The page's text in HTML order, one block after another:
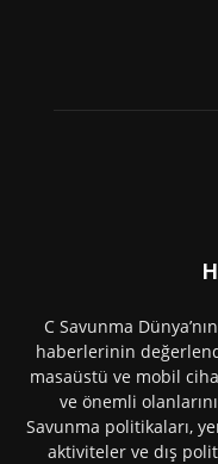
C Savunma
haberlerinin
masaüstü ve mobil
ve önemli
Savunma politikaları,
aktiviteler ve dış